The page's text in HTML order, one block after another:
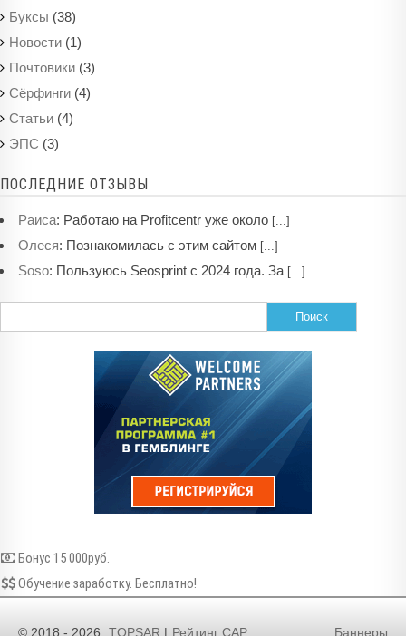
Буксы (38)
Новости (1)
Почтовики (3)
Сёрфинги (4)
Статьи (4)
ЭПС (3)
ПОСЛЕДНИЕ ОТЗЫВЫ
Раиса: Работаю на Profitcentr уже около [...]
Олеся: Познакомилась с этим сайтом [...]
Soso: Пользуюсь Seosprint с 2024 года. За [...]
Бонус 15 000руб.
Обучение заработку. Бесплатно!
© 2018 - 2026 TOPSAR | Рейтинг САР Баннеры